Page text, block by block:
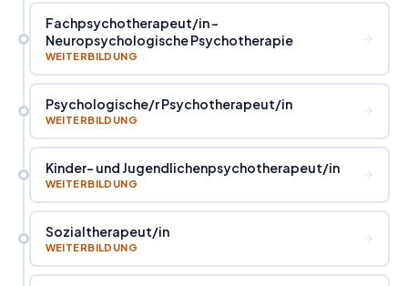
Fachpsychotherapeut/in -
Neuropsychologische Psychotherapie
WEITERBILDUNG
Psychologische/r Psychotherapeut/in
WEITERBILDUNG
Kinder- und Jugendlichenpsychotherapeut/in
WEITERBILDUNG
Sozialtherapeut/in
WEITERBILDUNG